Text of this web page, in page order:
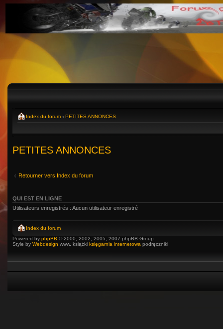
Index du forum ‹ PETITES ANNONCES
PETITES ANNONCES
Retourner vers Index du forum
QUI EST EN LIGNE
Utilisateurs enregistrés : Aucun utilisateur enregistré
Index du forum
Powered by phpBB © 2000, 2002, 2005, 2007 phpBB Group
Style by Webdesign www, książki księgarnia internetowa podręczniki